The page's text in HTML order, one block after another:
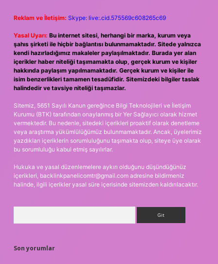
Reklam ve İletişim: Skype: live:.cid.575569c608265c69
Yasal Uyarı: Bu internet sitesi, herhangi bir marka, kurum veya
şahıs şirketi ile hiçbir bağlantısı bulunmamaktadır. Sitede yalnızca
kendi hazırladığımız makaleler paylaşılmaktadır. Burada yer alan
içerikler haber niteliği taşımamakta olup, gerçek kurum ve kişiler
hakkında paylaşım yapılmamaktadır. Gerçek kurum ve kişiler ile
isim benzerlikleri tamamen tesadüfidir. Sitemizdeki bilgiler taslak
halindedir ve tavsiye niteliği taşımazlar.
Sitemiz, 5651 Sayılı Kanun gereğince Bilgi Teknolojileri ve İletişim
Kurumu (BTK) tarafından onaylanmış bir Yer Sağlayıcı olarak hizmet
vermektedir. Bu nedenle, sitedeki içerikleri proaktif olarak denetleme
veya araştırma yükümlülüğümüz bulunmamaktadır. Ancak, üyelerimiz
yazdıkları içeriklerin sorumluluğunu taşımakta olup, siteye üye olarak
bu sorumluluğu kabul etmiş sayılırlar.
Hukuka ve yasal düzenlemelere aykırı olduğunu düşündüğünüz
içerikleri, backlinkpanelicomtr@gmail.com adresine bildirmeniz
halinde, ilgili içerikler yasal süre içerisinde sitemizden kaldırılacaktır.
Son yorumlar